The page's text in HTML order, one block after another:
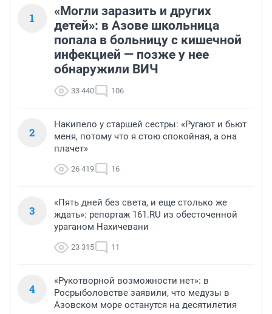
1
«Могли заразить и других
детей»: в Азове школьница
попала в больницу с кишечной
инфекцией — позже у нее
обнаружили ВИЧ
33 440 106
2
Накипело у старшей сестры: «Ругают и бьют
меня, потому что я стою спокойная, а она
плачет»
26 419 16
3
«Пять дней без света, и еще столько же
ждать»: репортаж 161.RU из обесточенной
ураганом Нахичевани
23 315 11
4
«Рукотворной возможности нет»: в
Росрыболовстве заявили, что медузы в
Азовском море останутся на десятилетия